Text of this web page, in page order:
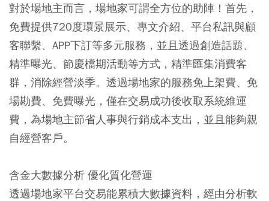
對於場地主而言，場地家可謂全方位的助陣！首先，
免費提供720度環景展示、專文介紹、平台私訊與顧
客聯繫、APP下訂等多元服務，並且透過創造話題、
精準曝光、節慶檔期活動等方式，精準匯集消費客
群，消除經營淡季。透過場地家的服務免上架費、免
場勘費、免費曝光，僅在交易成功後收取系統維運
費，為場地主節省人事與行銷成本支出，並且能夠親
自經營客戶。
含金大數據分析 優化質化營運
透過場地家平台交易能累積大數據資料，經由分析軟